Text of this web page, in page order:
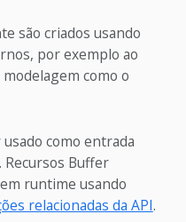
são criados usando
por exemplo ao
como o
como entrada
. Recursos Buffer
runtime usando
relacionadas da API.